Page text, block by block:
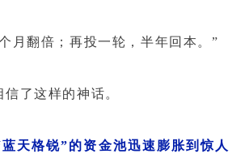
月翻倍；再投一轮，半年回本。”
了这样的神话。
天格锐”的资金池迅速膨胀到惊人